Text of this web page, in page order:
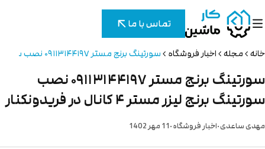
تماس با ما
خانه مجله اخبار فروشگاه سورتینگ برنج مستر ۰۹۱۱۳۱۴۴۱۹۷ نصب سورتینگ برنج لیزر مستر ۴ کانال در فریدونکنار
سورتینگ برنج مستر ۰۹۱۱۳۱۴۴۱۹۷ نصب
سورتینگ برنج لیزر مستر ۴ کانال در فریدونکنار
مهدی ساعدی.اخبار فروشگاه.11 مهر 1402